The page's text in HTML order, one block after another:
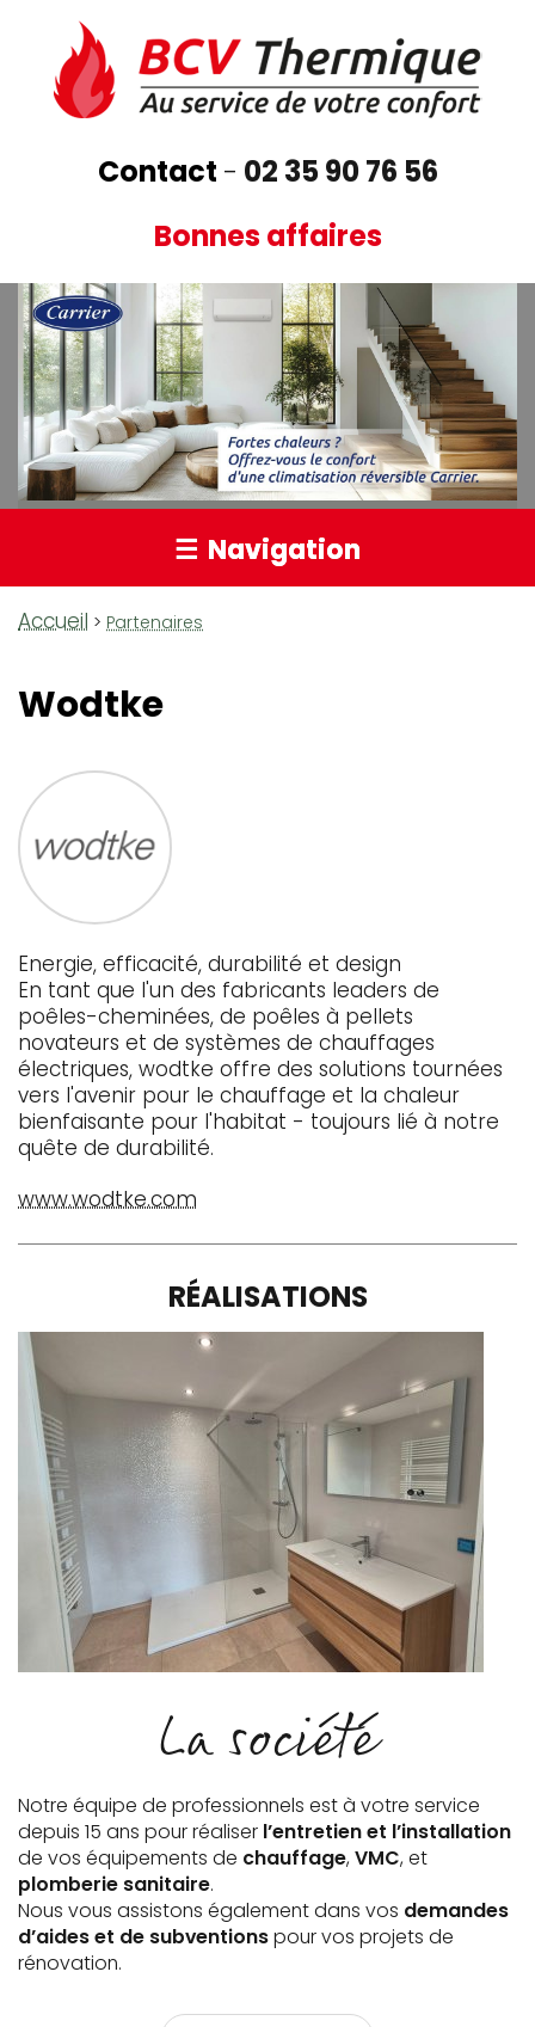
au
contenu
principal
Contact - 02 35 90 76 56
Bonnes affaires
Navigation
Fil
Accueil Partenaires
Wodtke
Energie, efficacité, durabilité et design
En tant que l'un des fabricants leaders de
poêles-cheminées, de poêles à pellets
novateurs et de systèmes de chauffages
électriques, wodtke offre des solutions tournées
vers l'avenir pour le chauffage et la chaleur
bienfaisante pour l'habitat - toujours lié à notre
quête de durabilité.
www.wodtke.com
RÉALISATIONS
La société
Notre équipe de professionnels est à votre service
depuis 15 ans pour réaliser l’entretien et l’installation
de vos équipements de chauffage, VMC, et
plomberie sanitaire.
Nous vous assistons également dans vos demandes
d’aides et de subventions pour vos projets de
rénovation.